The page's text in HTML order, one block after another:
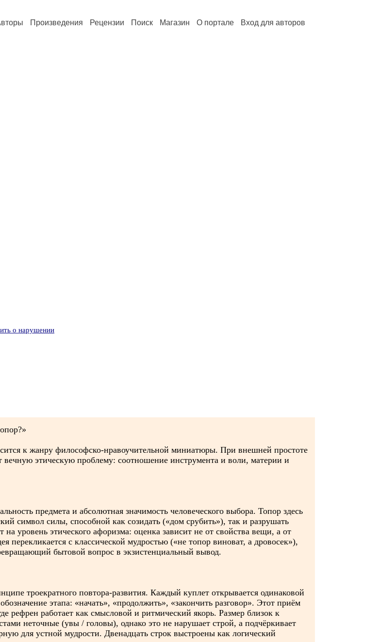
Произведения Рецензии Поиск Магазин О портале Вход для авторов
о нарушении
к жанру философско-нравоучительной миниатюры. При внешней простоте
этическую проблему: соотношение инструмента и воли, материи и
предмета и абсолютная значимость человеческого выбора. Топор здесь
символ силы, способной как созидать («дом срубить»), так и разрушать
уровень этического афоризма: оценка зависит не от свойства вещи, а от
перекликается с классической мудростью («не топор виноват, а дровосек»),
бытовой вопрос в экзистенциальный вывод.
троекратного повтора-развития. Каждый куплет открывается одинаковой
этапа: «начать», «продолжить», «закончить разговор». Этот приём
рефрен работает как смысловой и ритмический якорь. Размер близок к
неточные (увы / головы), однако это не нарушает строй, а подчёркивает
для устной мудрости. Двенадцать строк выстроены как логический